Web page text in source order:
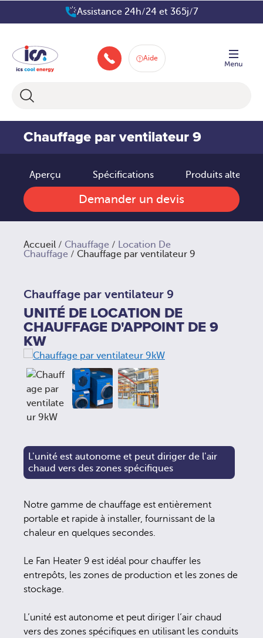
Assistance 24h/24 et 365j/7
+33 160 66 80 83
Aide
Chauffage par ventilateur 9
Aperçu Spécifications Produits
Demander un devis
Accueil / Chauffage / Location De
Chauffage / Chauffage par ventilateur 9
Chauffage par ventilateur 9
UNITÉ DE LOCATION DE
CHAUFFAGE D'APPOINT DE 9
KW
L'unité est autonome et peut diriger de l'air
chaud vers des zones spécifiques
Notre gamme de chauffage est entièrement
portable et rapide à installer, fournissant de la
chaleur en quelques secondes.
Le Fan Heater 9 est idéal pour chauffer les
entrepôts, les zones de production et les zones de
stockage.
L’unité est autonome et peut diriger l’air chaud
vers des zones spécifiques en utilisant les conduits